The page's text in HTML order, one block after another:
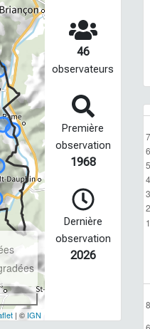
| © IGN
46
observateurs
Première
observation
1968
Dernière
observation
2026